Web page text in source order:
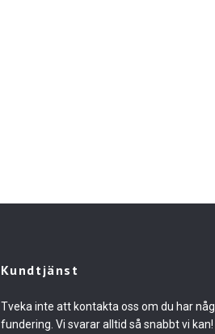
Kundtjänst
Tveka inte att kontakta oss om du har
fundering. Vi svarar alltid så snabbt vi kan!